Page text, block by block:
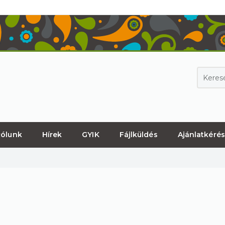
Hírek GYIK Fájlküldés Ajánlatkérés